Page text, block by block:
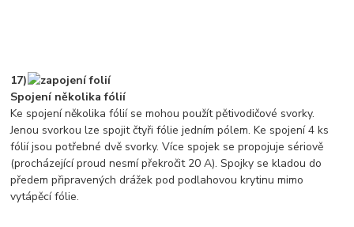
17)
Spojení několika fólií
Ke spojení několika fólií se mohou použít pětivodičové svorky.
Jenou svorkou lze spojit čtyři fólie jedním pólem. Ke spojení 4 ks
fólií jsou potřebné dvě svorky. Více spojek se propojuje sériově
(procházející proud nesmí překročit 20 A). Spojky se kladou do
předem připravených drážek pod podlahovou krytinu mimo
vytápěcí fólie.